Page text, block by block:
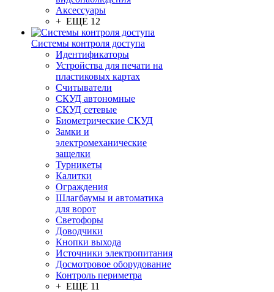
Аксессуары
+ ЕЩЕ 12
Системы контроля доступа
Идентификаторы
Устройства для печати на
пластиковых картах
Считыватели
СКУД автономные
СКУД сетевые
Биометрические СКУД
Замки и
электромеханические
защелки
Турникеты
Калитки
Ограждения
Шлагбаумы и автоматика
для ворот
Светофоры
Доводчики
Кнопки выхода
Источники электропитания
Досмотровое оборудование
Контроль периметра
+ ЕЩЕ 11